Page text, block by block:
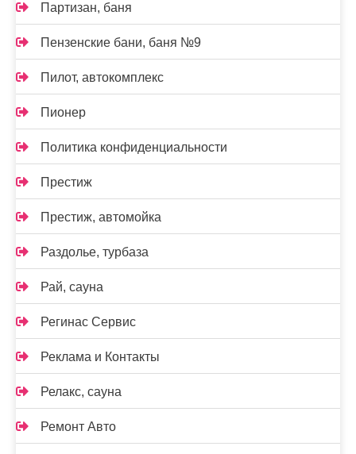
Партизан, баня
Пензенские бани, баня №9
Пилот, автокомплекс
Пионер
Политика конфиденциальности
Престиж
Престиж, автомойка
Раздолье, турбаза
Рай, сауна
Регинас Сервис
Реклама и Контакты
Релакс, сауна
Ремонт Авто